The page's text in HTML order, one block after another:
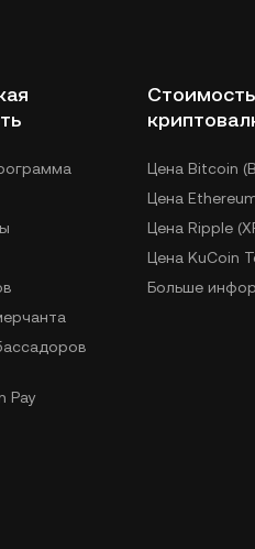
Pay
Стоимость
Цена Bitcoin
Цена
Цена Ripple
Цена KuCoin
Больше